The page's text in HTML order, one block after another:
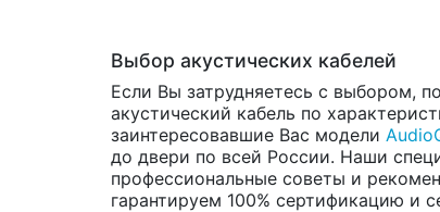
Выбор акустических кабелей
Если Вы затрудняетесь с выбором,
акустический кабель по
заинтересовавшие Вас модели
до двери по всей России. Наши
профессиональные советы и
гарантируем 100% сертификацию и